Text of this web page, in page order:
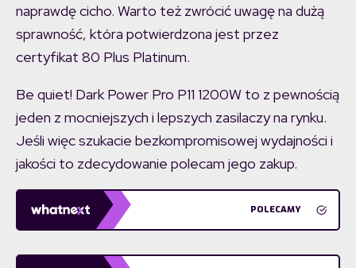
naprawdę cicho. Warto też zwrócić uwagę na dużą
sprawność, która potwierdzona jest przez
certyfikat 80 Plus Platinum.
Be quiet! Dark Power Pro P11 1200W to z pewnością
jeden z mocniejszych i lepszych zasilaczy na rynku.
Jeśli więc szukacie bezkompromisowej wydajności i
jakości to zdecydowanie polecam jego zakup.
POLECAMY